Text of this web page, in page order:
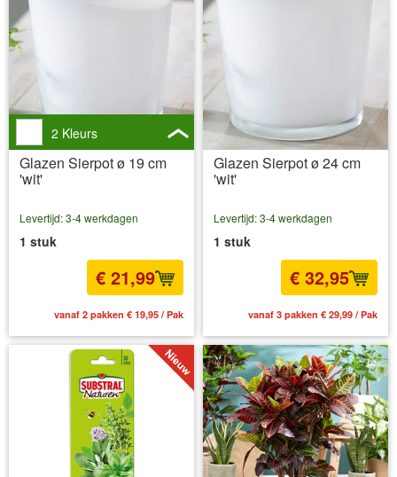
2 Kleurs
Glazen Sierpot ø 19 cm
'wit'
Levertijd: 3-4 werkdagen
1 stuk
€ 21,99
vanaf 2 pakken € 19,95 / Pak
Glazen Sierpot ø 24 cm
'wit'
Levertijd: 3-4 werkdagen
1 stuk
€ 32,95
vanaf 3 pakken € 29,99 / Pak